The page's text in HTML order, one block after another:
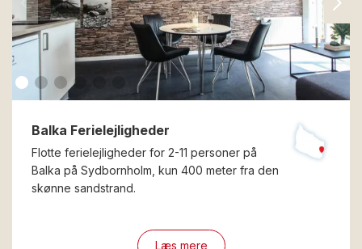
Balka Ferielejligheder
Flotte ferielejligheder for 2-11 personer på
Balka på Sydbornholm, kun 400 meter fra den
skønne sandstrand.
Læs mere